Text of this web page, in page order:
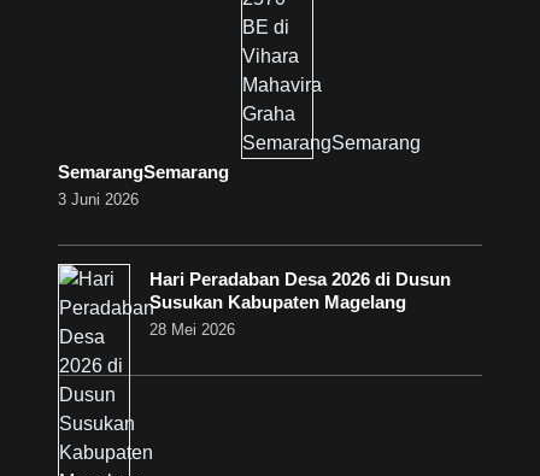
SemarangSemarang
3 Juni 2026
Hari Peradaban Desa 2026 di Dusun
Susukan Kabupaten Magelang
28 Mei 2026